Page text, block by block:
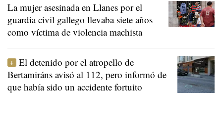
La mujer asesinada en Llanes por el
guardia civil gallego llevaba siete años
como víctima de violencia machista
El detenido por el atropello de
Bertamiráns avisó al 112, pero informó de
que había sido un accidente fortuito